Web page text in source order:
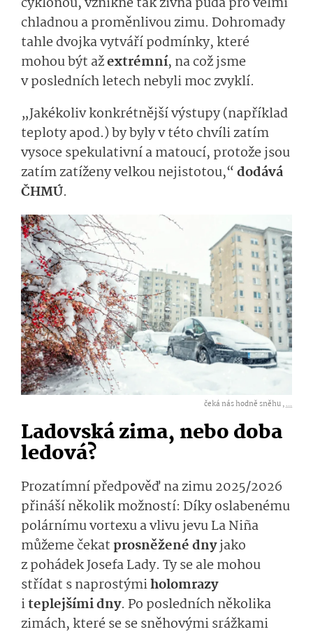
chladnou a proměnlivou zimu. Dohromady
tahle dvojka vytváří podmínky, které
mohou být ažextrémní, na což jsme
v posledních letech nebyli moc zvyklí.
„Jakékoliv konkrétnější výstupy (například
teploty apod.) by byly v této chvíli zatím
vysoce spekulativní a matoucí, protože jsou
zatím zatíženy velkou nejistotou,“dodává
ČHMÚ.
čeká nás hodně sněhu ,...
Ladovská zima, nebo doba
ledová?
Prozatímní předpověď na zimu 2025/2026
přináší několik možností: Díky oslabenému
polárnímu vortexu a vlivu jevu La Niña
můžeme čekatprosněžené dnyjako
z pohádek Josefa Lady. Ty se ale mohou
střídat s naprostýmiholomrazy
iteplejšími dny. Po posledních několika
zimách, které se se sněhovými srážkami